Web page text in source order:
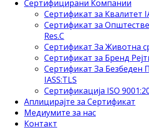
Сертифицирани Компании
Сертификат за Квалитет
Сертификат за
Res.C
Сертификат За Животна
Сертификат за Бренд
Сертификат За Безбеден
IASS:TLS
Сертификација ISO
Аплицирајте за Сертификат
Медиумите за нас
Контакт